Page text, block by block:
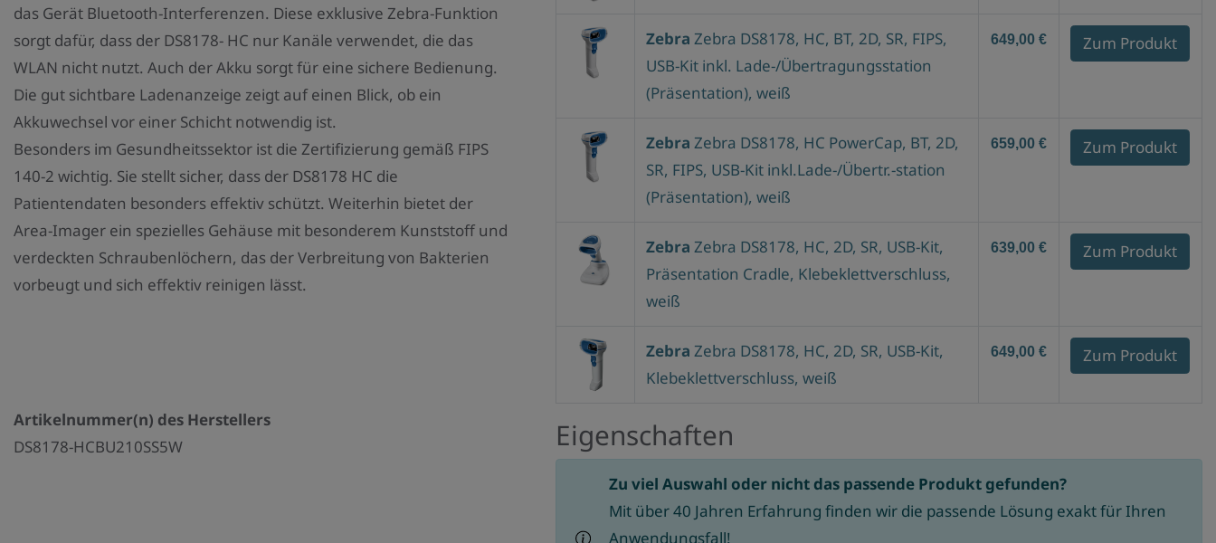
das Gerät Bluetooth-Interferenzen. Diese exklusive Zebra-Funktion
sorgt dafür, dass der DS8178- HC nur Kanäle verwendet, die das
WLAN nicht nutzt. Auch der Akku sorgt für eine sichere Bedienung.
Die gut sichtbare Ladenanzeige zeigt auf einen Blick, ob ein
Akkuwechsel vor einer Schicht notwendig ist.
Besonders im Gesundheitssektor ist die Zertifizierung gemäß FIPS
140-2 wichtig. Sie stellt sicher, dass der DS8178 HC die
Patientendaten besonders effektiv schützt. Weiterhin bietet der
Area-Imager ein spezielles Gehäuse mit besonderem Kunststoff und
verdeckten Schraubenlöchern, das der Verbreitung von Bakterien
vorbeugt und sich effektiv reinigen lässt.
Artikelnummer(n) des Herstellers
DS8178-HCBU210SS5W
Zebra Zebra DS8178, HC, BT, 2D, SR, FIPS,
USB-Kit inkl. Lade-/Übertragungsstation
(Präsentation), weiß
649,00 € Zum Produkt
Zebra Zebra DS8178, HC PowerCap, BT, 2D,
SR, FIPS, USB-Kit inkl.Lade-/Übertr.-station
(Präsentation), weiß
659,00 € Zum Produkt
Zebra Zebra DS8178, HC, 2D, SR, USB-Kit,
Präsentation Cradle, Klebeklettverschluss,
weiß
639,00 € Zum Produkt
Zebra Zebra DS8178, HC, 2D, SR, USB-Kit,
Klebeklettverschluss, weiß
649,00 € Zum Produkt
Eigenschaften
Zu viel Auswahl oder nicht das passende Produkt gefunden?
Mit über 40 Jahren Erfahrung finden wir die passende Lösung exakt für Ihren
Anwendungsfall!